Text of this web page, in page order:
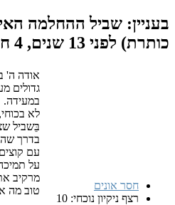
ההחלמה האישית שלי
4 חודשים
רצף ניקיון נוכחי: 10
אודה ה' בכל לבב בסוד
גדולים מעשי ה', מתגלים
לא בכוחי, -בכוחו.
בֵּשביל שצייר במכחול,
בדרך שהתווה כבר שנים,
עם קוצים, אבל של
על תמיכה שנותן לי בלי
מרקיב את הגרעין,
טוב מה אני מבלבל את